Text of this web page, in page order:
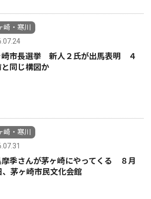
崎・寒川
崎市長選挙 新人２氏が出馬表明 ４
同じ構図か
崎・寒川
摩季さんが茅ヶ崎にやってくる ８月
、茅ヶ崎市民文化会館